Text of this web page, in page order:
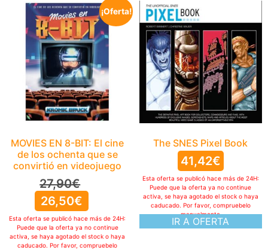
¡Oferta!
MOVIES EN 8-BIT: El cine
de los ochenta que se
convirtió en videojuego
27,90€
26,50€
Esta oferta se publicó hace más de 24H:
Puede que la oferta ya no continue
activa, se haya agotado el stock o haya
caducado. Por favor, compruebelo
The SNES Pixel Book
41,42€
IR A OFERTA
Esta oferta se publicó hace más de 24H:
Puede que la oferta ya no continue
activa, se haya agotado el stock o haya
caducado. Por favor, compruebelo
manualmente